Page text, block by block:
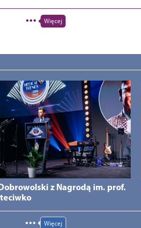
Więcej
z Nagrodą im. prof.
Więcej